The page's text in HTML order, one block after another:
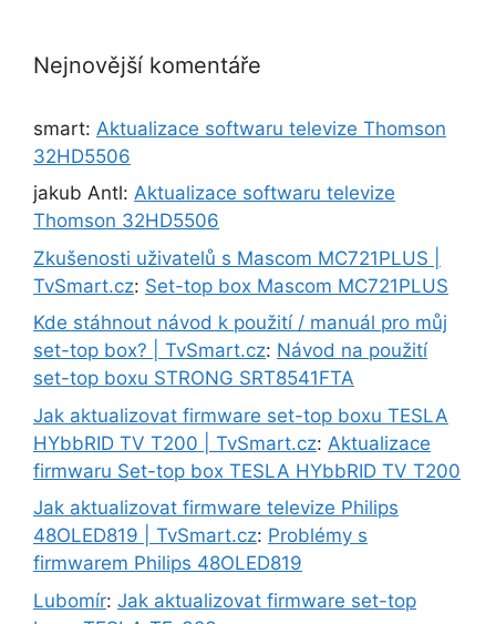
Nejnovější komentáře
smart: Aktualizace softwaru televize Thomson
32HD5506
jakub Antl: Aktualizace softwaru televize
Thomson 32HD5506
Zkušenosti uživatelů s Mascom MC721PLUS |
TvSmart.cz: Set-top box Mascom MC721PLUS
Kde stáhnout návod k použití / manuál pro můj
set-top box? | TvSmart.cz: Návod na použití
set-top boxu STRONG SRT8541FTA
Jak aktualizovat firmware set-top boxu TESLA
HYbbRID TV T200 | TvSmart.cz: Aktualizace
firmwaru Set-top box TESLA HYbbRID TV T200
Jak aktualizovat firmware televize Philips
48OLED819 | TvSmart.cz: Problémy s
firmwarem Philips 48OLED819
Lubomír: Jak aktualizovat firmware set-top